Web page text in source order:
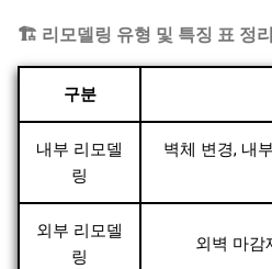
🏗️ 리모델링 유형 및 특징 표 정
구분
내부 리모델
링
벽체 변경, 내
외부 리모델
링
외벽 마감